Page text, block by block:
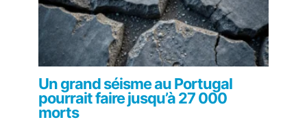
Un grand séisme au Portugal
pourrait faire jusqu’à 27 000
morts